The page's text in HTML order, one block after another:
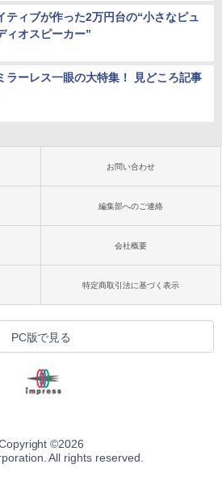
ティブが作った2万円台の“小さなピュ
ィオスピーカー”
ラーレス一眼の大特集！ 見どころ記事
お問い合わせ
編集部へのご連絡
会社概要
特定商取引法に基づく表示
PC版で見る
©2026
All rights reserved.